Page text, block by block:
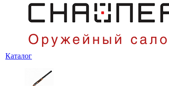
Каталог